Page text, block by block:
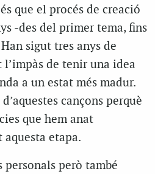
que el procés de creació
-des del primer tema, fins
sigut tres anys de
de tenir una idea
a un estat més madur.
cançons perquè
que hem anat
etapa.
personals però també